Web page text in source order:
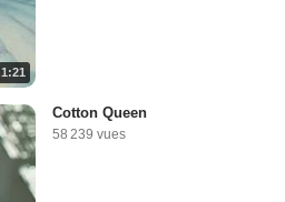
1:21
Cotton Queen
58 239 vues